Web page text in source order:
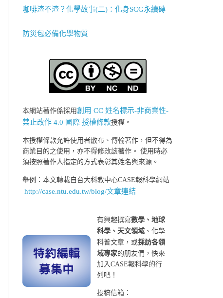
咖啡渣不渣？化學故事(二)：化身SCG永續磚
防災包必備化學物質
本網站著作係採用創用 CC 姓名標示-非商業性-
禁止改作 4.0 國際 授權條款授權。
本授權條款允許使用者散布、傳輸著作，但不得為
商業目的之使用，亦不得修改該著作。 使用時必
須按照著作人指定的方式表彰其姓名與來源。
舉例：本文轉載自台大科教中心CASE報科學網站
http://case.ntu.edu.tw/blog/文章連結
有興趣撰寫數學、地球
科學、天文領域 、化學
科普文章，或採訪各領
域專家的朋友們，快來
加入CASE報科學的行
列吧！
投稿信箱：